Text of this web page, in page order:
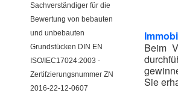
Beim
Sie
Sachverständiger für die
Bewertung von bebauten
und unbebauten
Grundstücken DIN EN
ISO/IEC17024:2003 -
Zertifzierungsnummer ZN
2016-22-12-0607